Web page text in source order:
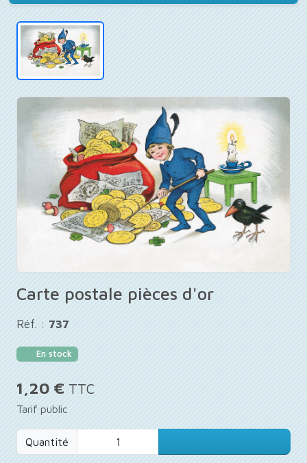
Carte postale pièces d'or
Réf. : 737
En stock
1,20 € TTC
Tarif public
Quantité